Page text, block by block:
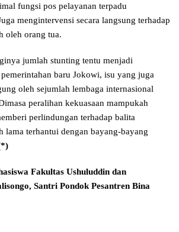
fungsi pos pelayanan terpadu
mengintervensi secara langsung terhadap
oleh orang tua.
jumlah stunting tentu menjadi
baru Jokowi, isu yang juga
oleh sejumlah lembaga internasional
peralihan kekuasaan mampukah
perlindungan terhadap balita
lama terhantui dengan bayang-bayang
Fakultas Ushuluddin dan
Santri Pondok Pesantren Bina